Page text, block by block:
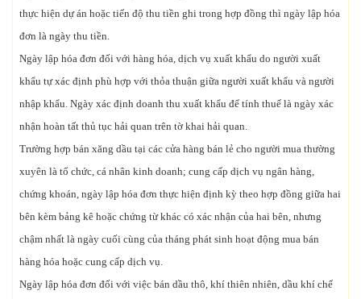
thực hiện dự án hoặc tiến độ thu tiền ghi trong hợp đồng thì ngày lập hóa
đơn là ngày thu tiền.
Ngày lập hóa đơn đối với hàng hóa, dịch vụ xuất khẩu do người xuất
khẩu tự xác định phù hợp với thỏa thuận giữa người xuất khẩu và người
nhập khẩu. Ngày xác định doanh thu xuất khẩu để tính thuế là ngày xác
nhận hoàn tất thủ tục hải quan trên tờ khai hải quan.
Trường hợp bán xăng dầu tại các cửa hàng bán lẻ cho người mua thường
xuyên là tổ chức, cá nhân kinh doanh; cung cấp dịch vụ ngân hàng,
chứng khoán, ngày lập hóa đơn thực hiện định kỳ theo hợp đồng giữa hai
bên kèm bảng kê hoặc chứng từ khác có xác nhận của hai bên, nhưng
chậm nhất là ngày cuối cùng của tháng phát sinh hoạt động mua bán
hàng hóa hoặc cung cấp dịch vụ.
Ngày lập hóa đơn đối với việc bán dầu thô, khí thiên nhiên, dầu khí chế